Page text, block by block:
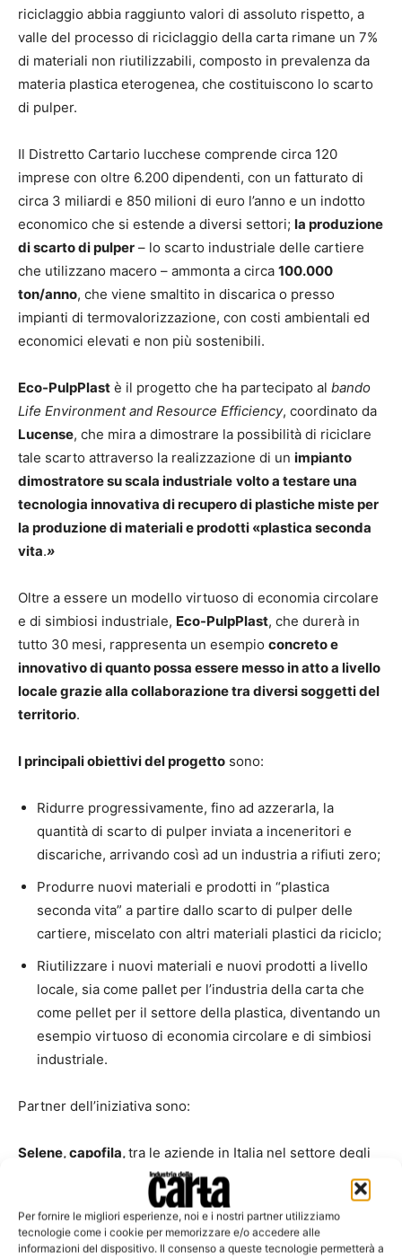
Per fornire le migliori esperienze, noi e i nostri partner utilizziamo
tecnologie come i cookie per memorizzare e/o accedere alle
informazioni del dispositivo. Il consenso a queste tecnologie permetterà a
riciclaggio abbia raggiunto valori di assoluto rispetto, a
valle del processo di riciclaggio della carta rimane un 7%
di materiali non riutilizzabili, composto in prevalenza da
materia plastica eterogenea, che costituiscono lo scarto
di pulper.
Il Distretto Cartario lucchese comprende circa 120
imprese con oltre 6.200 dipendenti, con un fatturato di
circa 3 miliardi e 850 milioni di euro l’anno e un indotto
economico che si estende a diversi settori; la produzione
di scarto di pulper – lo scarto industriale delle cartiere
che utilizzano macero – ammonta a circa 100.000
ton/anno, che viene smaltito in discarica o presso
impianti di termovalorizzazione, con costi ambientali ed
economici elevati e non più sostenibili.
Eco-PulpPlast è il progetto che ha partecipato al bando
Life Environment and Resource Efficiency, coordinato da
Lucense, che mira a dimostrare la possibilità di riciclare
tale scarto attraverso la realizzazione di un impianto
dimostratore su scala industriale volto a testare una
tecnologia innovativa di recupero di plastiche miste per
la produzione di materiali e prodotti «plastica seconda
vita.»
Oltre a essere un modello virtuoso di economia circolare
e di simbiosi industriale, Eco-PulpPlast, che durerà in
tutto 30 mesi, rappresenta un esempio concreto e
innovativo di quanto possa essere messo in atto a livello
locale grazie alla collaborazione tra diversi soggetti del
territorio.
I principali obiettivi del progetto sono:
Ridurre progressivamente, fino ad azzerarla, la
quantità di scarto di pulper inviata a inceneritori e
discariche, arrivando così ad un industria a rifiuti zero;
Produrre nuovi materiali e prodotti in “plastica
seconda vita” a partire dallo scarto di pulper delle
cartiere, miscelato con altri materiali plastici da riciclo;
Riutilizzare i nuovi materiali e nuovi prodotti a livello
locale, sia come pallet per l’industria della carta che
come pellet per il settore della plastica, diventando un
esempio virtuoso di economia circolare e di simbiosi
industriale.
Partner dell’iniziativa sono:
Selene, capofila,tra le aziende in Italia nel settore degli
imballaggi flessibili in plastica e fortemente impegnata
nel riutilizzo di plastica da recupero;
, organismo
di ricerca e soggetto gestore del Polo di Innovazione di
Regione Toscana per il settore cartario, con al suo